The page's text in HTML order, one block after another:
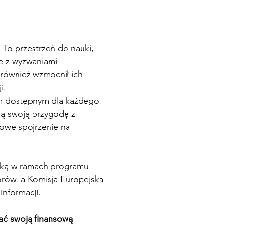
przestrzeń do nauki,
z wyzwaniami
wzmocnił ich
dostępnym dla każdego.
swoją przygodę z
spojrzenie na
w ramach programu
a Komisja Europejska
swoją finansową